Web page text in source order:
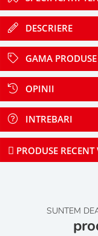
DESCRIERE
GAMA PRODUSE
OPINII
INTREBARI
PRODUSE
SUNTEM